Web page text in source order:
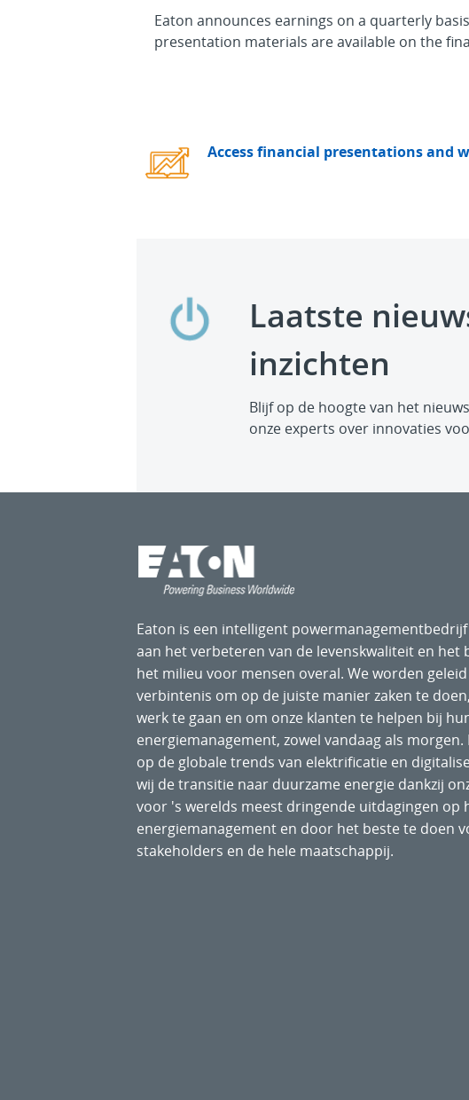
Eaton announces earnings on a quarterly
presentation materials are available on the
Access financial presentations and
Laatste
inzichten
Blijf op de hoogte van het
onze experts over innovaties
Eaton is een intelligent
aan het verbeteren van de levenskwaliteit en het
het milieu voor mensen overal. We worden
verbintenis om op de juiste manier zaken te
werk te gaan en om onze klanten te helpen bij
energiemanagement, zowel vandaag als
op de globale trends van elektrificatie en
wij de transitie naar duurzame energie dankzij
voor 's werelds meest dringende uitdagingen op
energiemanagement en door het beste te doen
stakeholders en de hele maatschappij.